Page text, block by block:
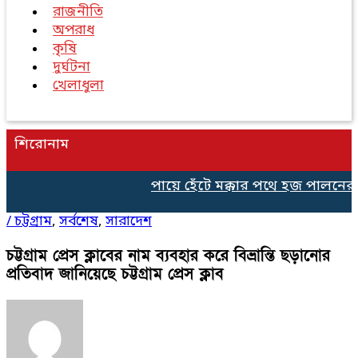
রাজনীতি
অপরাধ
কৃষি
দুর্ঘটনা
খেলাধুলা
শিরোনাম
পায়ে হেঁটে মক্কার পথে হজ পালনের
/চট্টগ্রাম, সর্বশেষ, সারাদেশ
চট্টগ্রাম প্রেস ক্লাবের নাম ব্যবহার করে বিভ্রান্তি ছড়ানোর
প্রতিবাদ জানিয়েছে চট্টগ্রাম প্রেস ক্লাব